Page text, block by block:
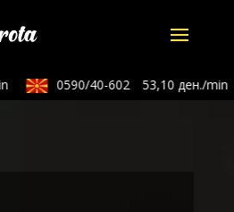
0590/40-602 53,10 ден./min